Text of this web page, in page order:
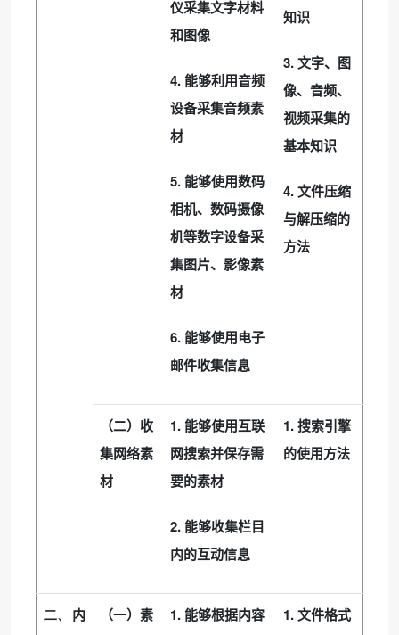
仪采集文字材料
和图像
4. 能够利用音频
设备采集音频素
材
5. 能够使用数码
相机、数码摄像
机等数字设备采
集图片、影像素
材
6. 能够使用电子
邮件收集信息
知识
3. 文字、图
像、音频、
视频采集的
基本知识
4. 文件压缩
与解压缩的
方法
（二）收
集网络素
材
1. 能够使用互联
网搜索并保存需
要的素材
2. 能够收集栏目
内的互动信息
1. 搜索引擎
的使用方法
二、
内
（一）素
1. 能够根据内容
1. 文件格式